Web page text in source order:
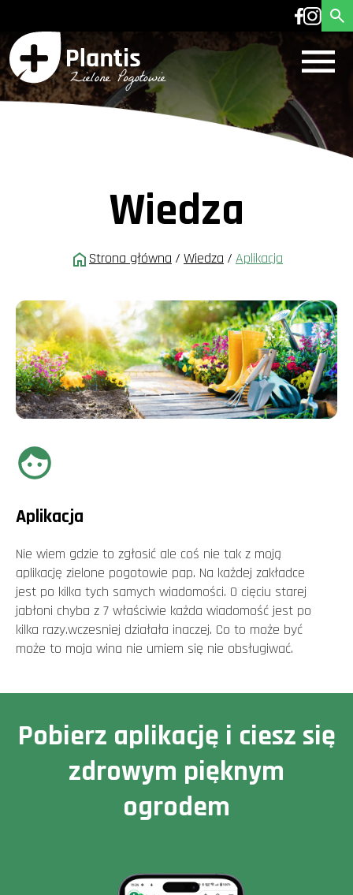
Wiedza
Strona główna / Wiedza / Aplikacja
Aplikacja
Nie wiem gdzie to zgłosić ale coś nie tak z moją
aplikację zielone pogotowie pap. Na każdej zakładce
jest po kilka tych samych wiadomości. O cięciu starej
jabłoni chyba z 7 właściwie każda wiadomość jest po
kilka razy.wczesniej działała inaczej. Co to może być
może to moja wina nie umiem się nie obsługiwać.
Pobierz aplikację i ciesz się
zdrowym pięknym
ogrodem